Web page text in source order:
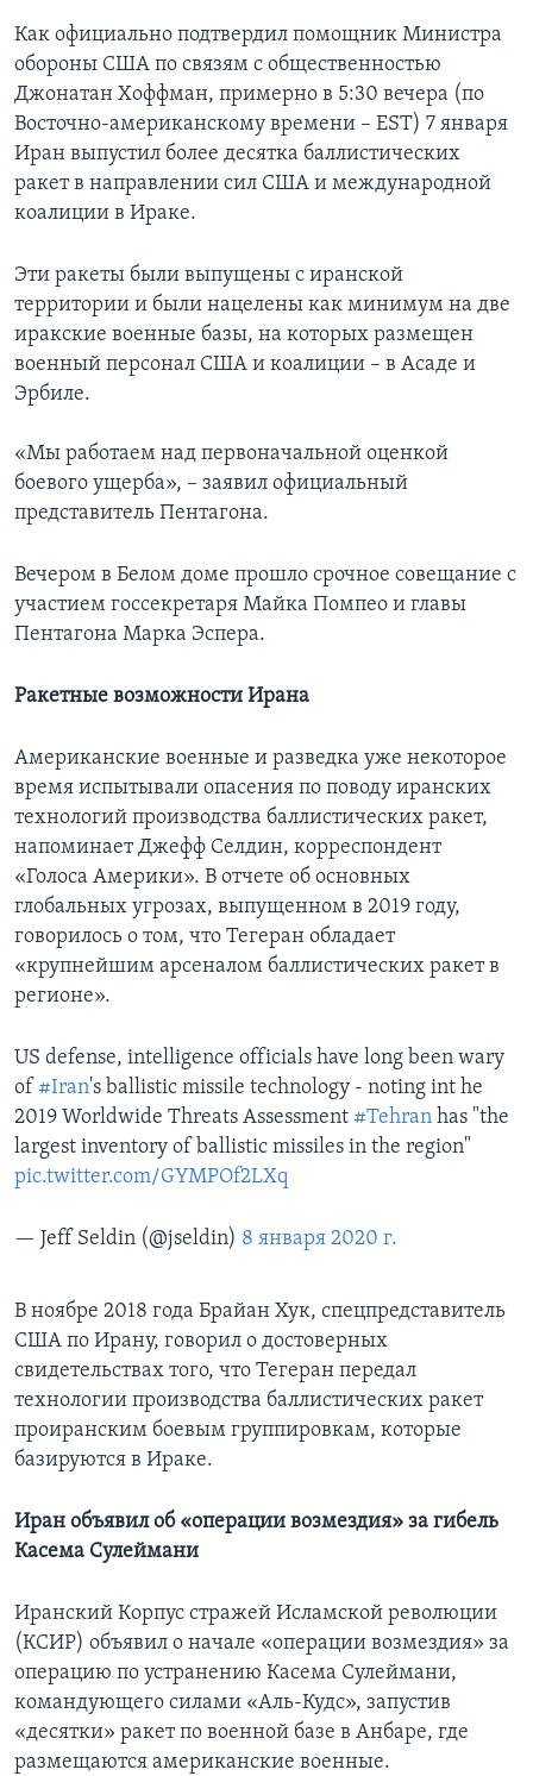
Как официально подтвердил помощник Министра
обороны США по связям с общественностью
Джонатан Хоффман, примерно в 5:30 вечера (по
Восточно-американскому времени – EST) 7 января
Иран выпустил более десятка баллистических
ракет в направлении сил США и международной
коалиции в Ираке.
Эти ракеты были выпущены с иранской
территории и были нацелены как минимум на две
иракские военные базы, на которых размещен
военный персонал США и коалиции – в Асаде и
Эрбиле.
«Мы работаем над первоначальной оценкой
боевого ущерба», – заявил официальный
представитель Пентагона.
Вечером в Белом доме прошло срочное совещание с
участием госсекретаря Майка Помпео и главы
Пентагона Марка Эспера.
Ракетные возможности Ирана
Американские военные и разведка уже некоторое
время испытывали опасения по поводу иранских
технологий производства баллистических ракет,
напоминает Джефф Селдин, корреспондент
«Голоса Америки». В отчете об основных
глобальных угрозах, выпущенном в 2019 году,
говорилось о том, что Тегеран обладает
«крупнейшим арсеналом баллистических ракет в
регионе».
US defense, intelligence officials have long been wary
of #Iran's ballistic missile technology - noting int he
2019 Worldwide Threats Assessment #Tehran has "the
largest inventory of ballistic missiles in the region"
pic.twitter.com/GYMPOf2LXq
— Jeff Seldin (@jseldin) 8 января 2020 г.
В ноябре 2018 года Брайан Хук, спецпредставитель
США по Ирану, говорил о достоверных
свидетельствах того, что Тегеран передал
технологии производства баллистических ракет
проиранским боевым группировкам, которые
базируются в Ираке.
Иран объявил об «операции возмездия» за гибель
Касема Сулеймани
Иранский Корпус стражей Исламской революции
(КСИР) объявил о начале «операции возмездия» за
операцию по устранению Касема Сулеймани,
командующего силами «Аль-Кудс», запустив
«десятки» ракет по военной базе в Анбаре, где
размещаются американские военные.